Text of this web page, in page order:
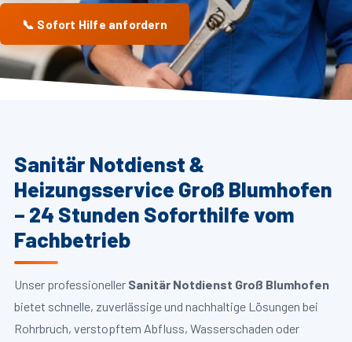
📞 Sofort Hilfe anfordern
Sanitär Notdienst &
Heizungsservice Groß Blumhofen
– 24 Stunden Soforthilfe vom
Fachbetrieb
Unser professioneller Sanitär Notdienst Groß Blumhofen
bietet schnelle, zuverlässige und nachhaltige Lösungen bei
Rohrbruch, verstopftem Abfluss, Wasserschaden oder